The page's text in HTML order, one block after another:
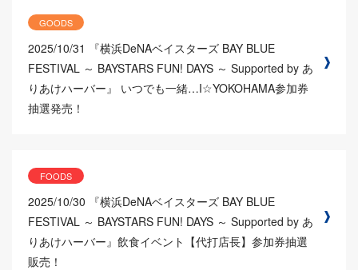
GOODS
2025/10/31
『横浜DeNAベイスターズ BAY BLUE
FESTIVAL ～ BAYSTARS FUN! DAYS ～ Supported by あ
りあけハーバー』 いつでも一緒…I☆YOKOHAMA参加券
抽選発売！
FOODS
2025/10/30
『横浜DeNAベイスターズ BAY BLUE
FESTIVAL ～ BAYSTARS FUN! DAYS ～ Supported by あ
りあけハーバー』飲食イベント【代打店長】参加券抽選
販売！